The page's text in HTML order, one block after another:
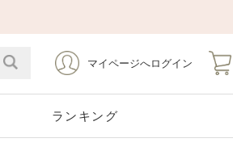
マイページへログイン
ランキング